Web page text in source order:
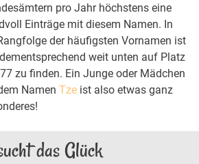
pro Jahr höchstens eine
Einträge mit diesem Namen. In
der häufigsten Vornamen ist
dementsprechend weit unten auf Platz
zu finden. Ein Junge oder Mädchen
Namen Tze ist also etwas ganz
das Glück